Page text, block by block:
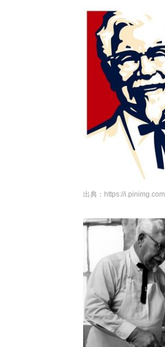
出典： https://i.pinimg.com